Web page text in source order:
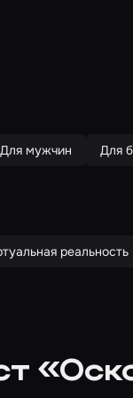
Для мужчин Для
реальность